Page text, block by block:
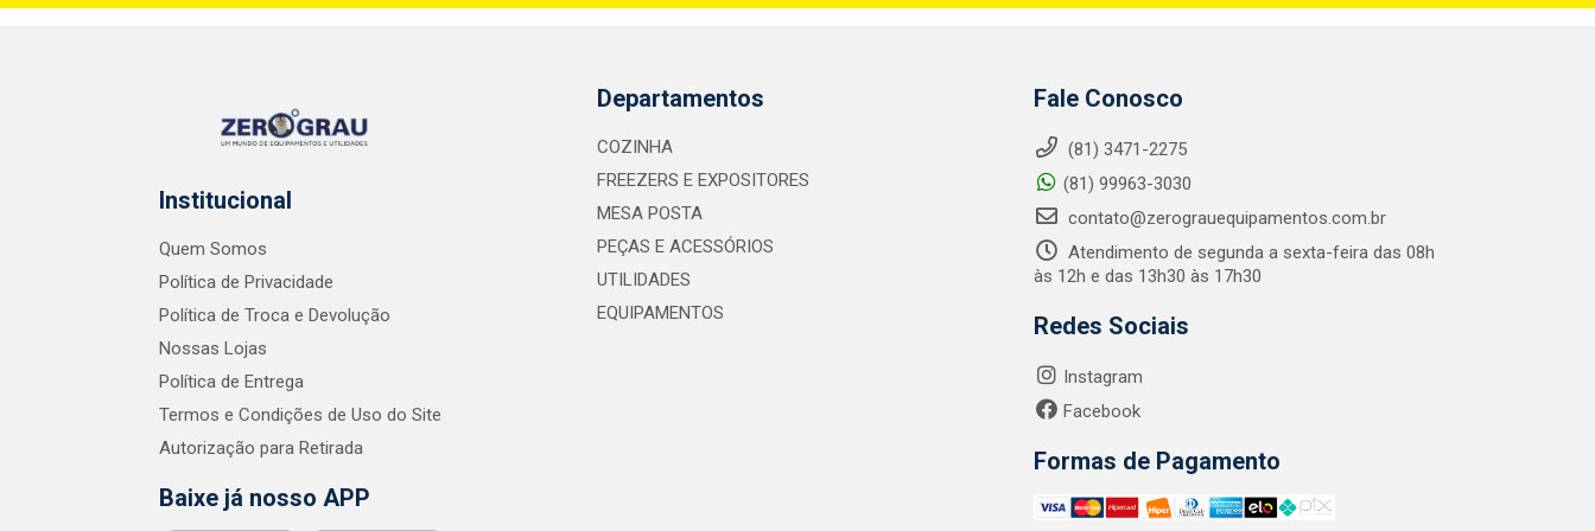
Institucional
Quem Somos
Política de Privacidade
Política de Troca e Devolução
Nossas Lojas
Política de Entrega
Termos e Condições de Uso do Site
Autorização para Retirada
Baixe já nosso APP
Departamentos
COZINHA
FREEZERS E EXPOSITORES
MESA POSTA
PEÇAS E ACESSÓRIOS
UTILIDADES
EQUIPAMENTOS
Fale Conosco
(81) 3471-2275
(81) 99963-3030
contato@zerograuequipamentos.com.br
Atendimento de segunda a sexta-feira das 08h
às 12h e das 13h30 às 17h30
Redes Sociais
Instagram
Facebook
Formas de Pagamento